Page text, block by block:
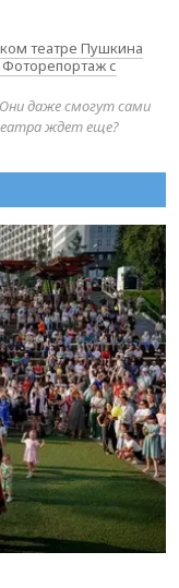
театре Пушкина
с
даже смогут сами
ждет еще?